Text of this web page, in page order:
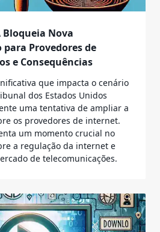
Bloqueia Nova
Provedores de
e Consequências
que impacta o cenário
dos Estados Unidos
uma tentativa de ampliar a
os provedores de internet.
um momento crucial no
a regulação da internet e
de telecomunicações.